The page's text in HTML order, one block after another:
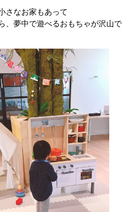
さなお家もあって
、夢中で遊べるおもちゃが沢山で